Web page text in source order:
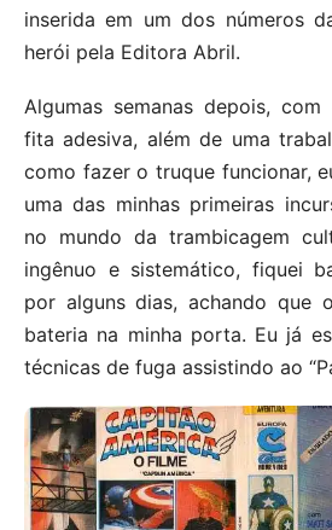
inserida em um dos números
herói pela Editora Abril.
Algumas semanas depois, com
fita adesiva, além de uma
como fazer o truque funcionar,
uma das minhas primeiras
no mundo da trambicagem
ingênuo e sistemático, fiquei
por alguns dias, achando que
bateria na minha porta. Eu já
técnicas de fuga assistindo ao